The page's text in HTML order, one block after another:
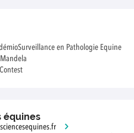
en Pathologie Equine
équines